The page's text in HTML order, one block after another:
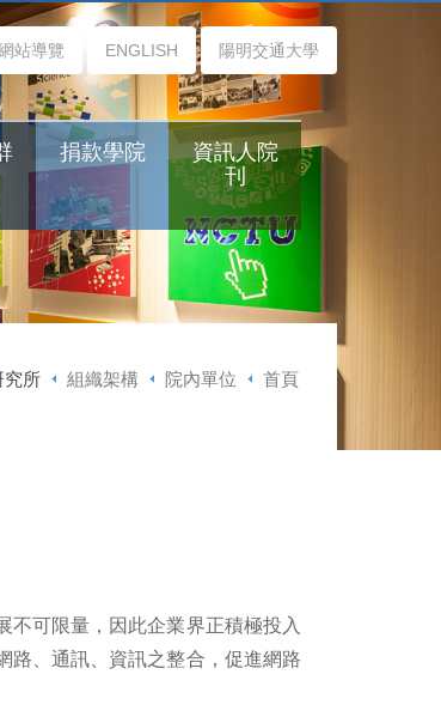
捐款學院
資訊人院
刊
站導覽 ENGLISH 陽明交通大學
究所 組織架構 院內單位 首頁
可限量，因此企業界正積極投入
路、通訊、資訊之整合，促進網路